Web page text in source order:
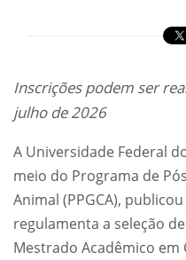
Inscrições podem ser
julho de 2026
A Universidade Federal
meio do Programa de
Animal (PPGCA),
regulamenta a seleção
Mestrado Acadêmico em